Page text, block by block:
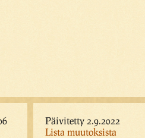
Päivitetty 2.9.2022
Lista muutoksista